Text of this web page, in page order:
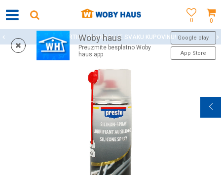
0
0
Woby haus
Preuzmite besplatno Woby
haus app
Google play
App Store
WOBY KARTICA NAGRAĐUJE SVAKU KUPOVINU!